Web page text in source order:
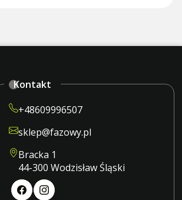
Kontakt
+48609996507
sklep@fazowy.pl
Bracka 1
44-300 Wodzisław Śląski